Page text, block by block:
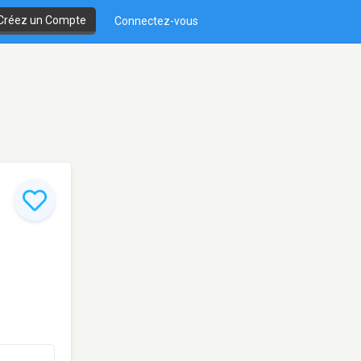
un Compte Connectez-vous